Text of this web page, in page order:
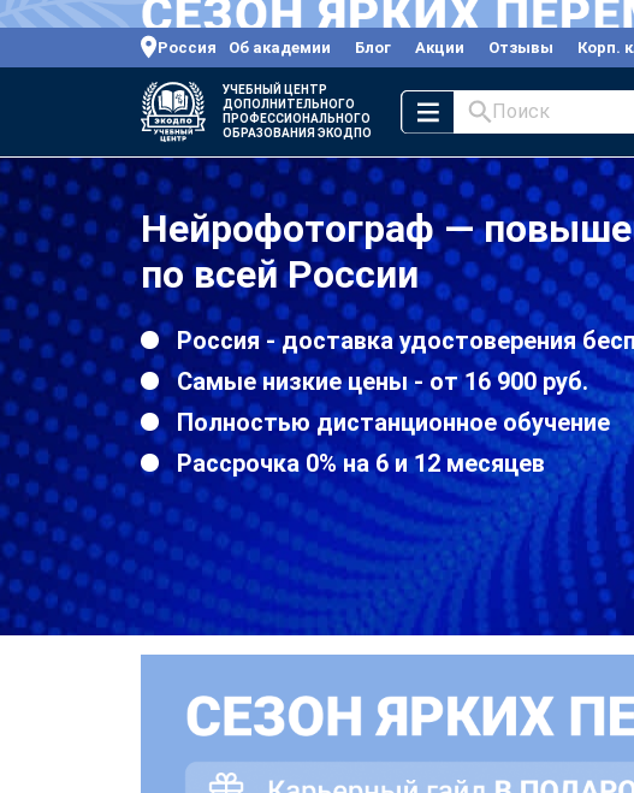
Россия Об академии Блог Акции Отзывы Корп.
УЧЕБНЫЙ ЦЕНТР
ДОПОЛНИТЕЛЬНОГО
ПРОФЕССИОНАЛЬНОГО
ОБРАЗОВАНИЯ ЭКОДПО
Поиск
Нейрофотограф —
по всей России
Россия - доставка удостоверения
Самые низкие цены - от 16 900 руб.
Полностью дистанционное обучение
Рассрочка 0% на 6 и 12 месяцев